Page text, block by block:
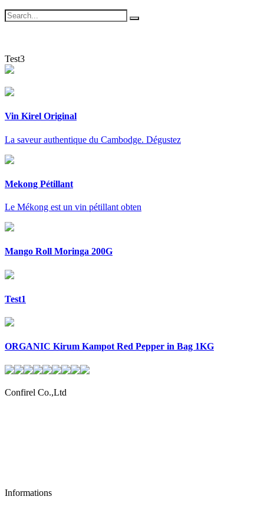
Test3
Vin Kirel Original
La saveur authentique du Cambodge. Dégustez
Mekong Pétillant
Le Mékong est un vin pétillant obten
Mango Roll Moringa 200G
Test1
ORGANIC Kirum Kampot Red Pepper in Bag 1KG
Confirel Co.,Ltd
Informations